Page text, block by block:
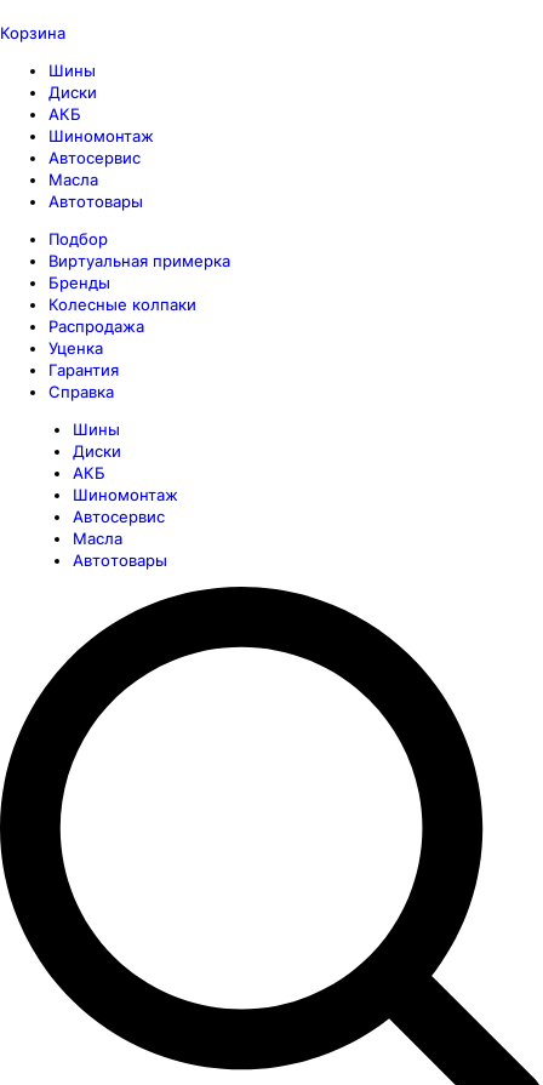
Корзина
Шины
Диски
АКБ
Шиномонтаж
Автосервис
Масла
Автотовары
Подбор
Виртуальная примерка
Бренды
Колесные колпаки
Распродажа
Уценка
Гарантия
Справка
Шины
Диски
АКБ
Шиномонтаж
Автосервис
Масла
Автотовары